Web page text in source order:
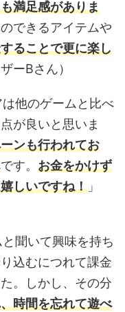
満足感がありま
できるアイテムや
ることで更に楽し
ーBさん）
他のゲームと比べ
が良いと思いま
ンも行われてお
です。 お金をかけず
しいですね！ 」
聞いて興味を持ち
込むにつれて課金
。しかし、その分
時間を忘れて遊べ